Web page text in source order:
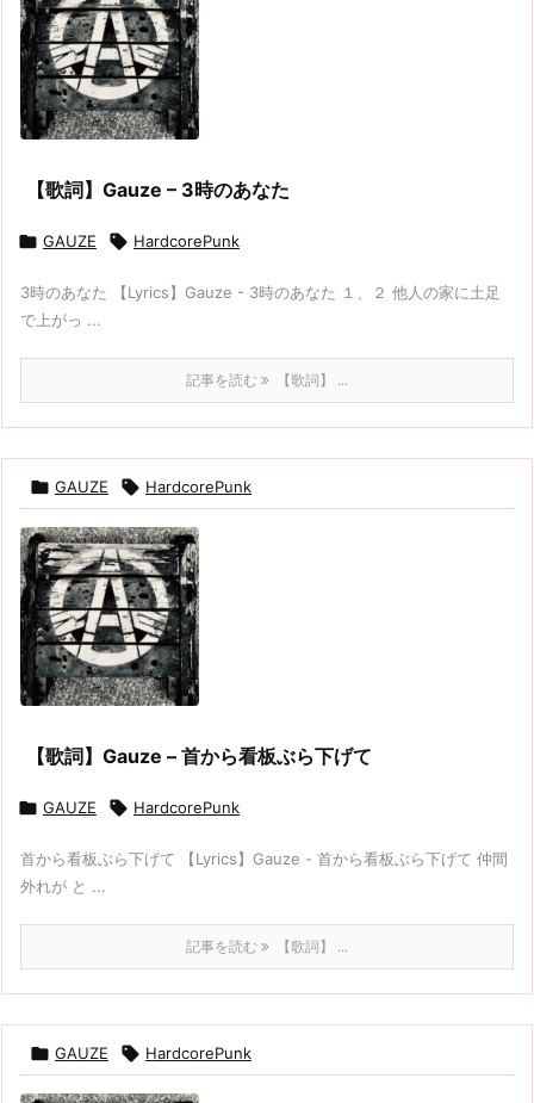
【歌詞】Gauze – 3時のあなた
 GAUZE  HardcorePunk
3時のあなた 【Lyrics】Gauze - 3時のあなた １、２ 他人の家に土足
で上がっ ...
記事を読む 【歌詞】 ...
 GAUZE  HardcorePunk
【歌詞】Gauze – 首から看板ぶら下げて
 GAUZE  HardcorePunk
首から看板ぶら下げて 【Lyrics】Gauze - 首から看板ぶら下げて 仲間
外れが と ...
記事を読む 【歌詞】 ...
 GAUZE  HardcorePunk